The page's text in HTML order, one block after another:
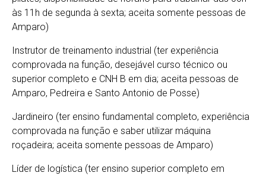
às 11h de segunda à sexta; aceita somente pessoas de
Amparo)
Instrutor de treinamento industrial (ter experiência
comprovada na função, desejável curso técnico ou
superior completo e CNH B em dia; aceita pessoas de
Amparo, Pedreira e Santo Antonio de Posse)
Jardineiro (ter ensino fundamental completo, experiência
comprovada na função e saber utilizar máquina
roçadeira; aceita somente pessoas de Amparo)
Líder de logística (ter ensino superior completo em